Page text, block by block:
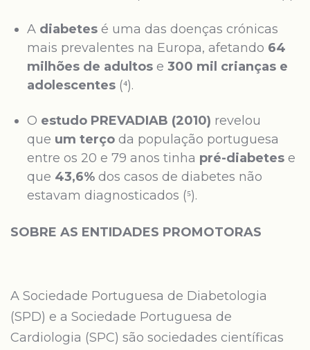
A diabetes é uma das doenças crónicas
mais prevalentes na Europa, afetando 64
milhões de adultos e 300 mil crianças e
adolescentes (⁴).
O estudo PREVADIAB (2010) revelou
que um terço da população portuguesa
entre os 20 e 79 anos tinha pré-diabetes e
que 43,6% dos casos de diabetes não
estavam diagnosticados (⁵).
SOBRE AS ENTIDADES PROMOTORAS
A Sociedade Portuguesa de Diabetologia
(SPD) e a Sociedade Portuguesa de
Cardiologia (SPC) são sociedades científicas